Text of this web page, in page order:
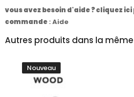
vous avez besoin d'aide ? cliquez
commande : Aide
Autres produits dans la
Nouveau